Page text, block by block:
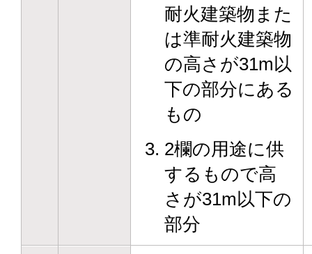
耐火建築物また
は準耐火建築物
の高さが31m以
下の部分にある
もの
2欄の用途に供
するもので高
さが31m以下の
部分